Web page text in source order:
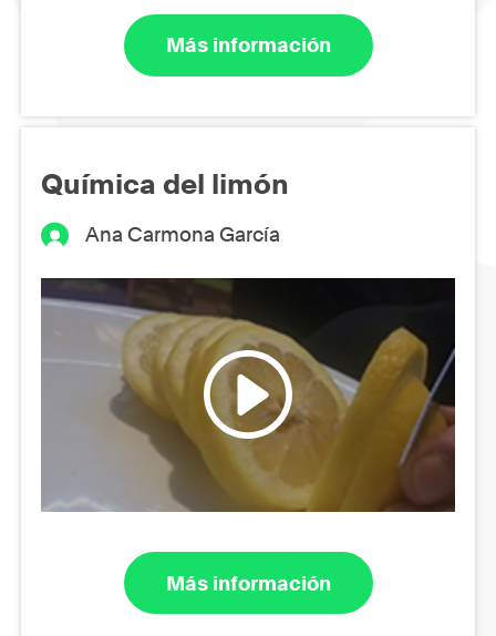
Más información
Química del limón
Ana Carmona García
Más información